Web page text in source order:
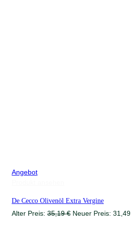
AngebotProdukt
De Cecco Olivenöl Extra Vergine
Alter Preis: 35,19€ Ursprünglicher
Neuer Preis: 31,49